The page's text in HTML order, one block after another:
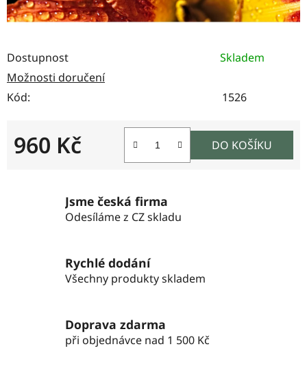
Dostupnost
Skladem
Možnosti doručení
Kód:
1526
960 Kč DO KOŠÍKU
Jsme česká firma
Odesíláme z CZ skladu
Rychlé dodání
Všechny produkty skladem
Doprava zdarma
při objednávce nad 1 500 Kč